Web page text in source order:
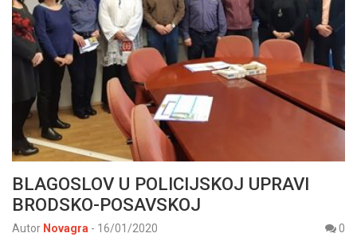
BLAGOSLOV U POLICIJSKOJ UPRAVI
BRODSKO-POSAVSKOJ
Autor Novagra - 16/01/2020
0